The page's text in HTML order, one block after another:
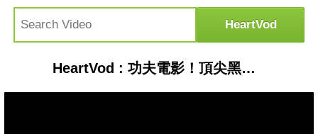
HeartVod : 功夫電影！頂尖黑衣殺手圍攻白髮老人，沒想到老人武功蓋世！ 💥 中国电视剧 | KungFu